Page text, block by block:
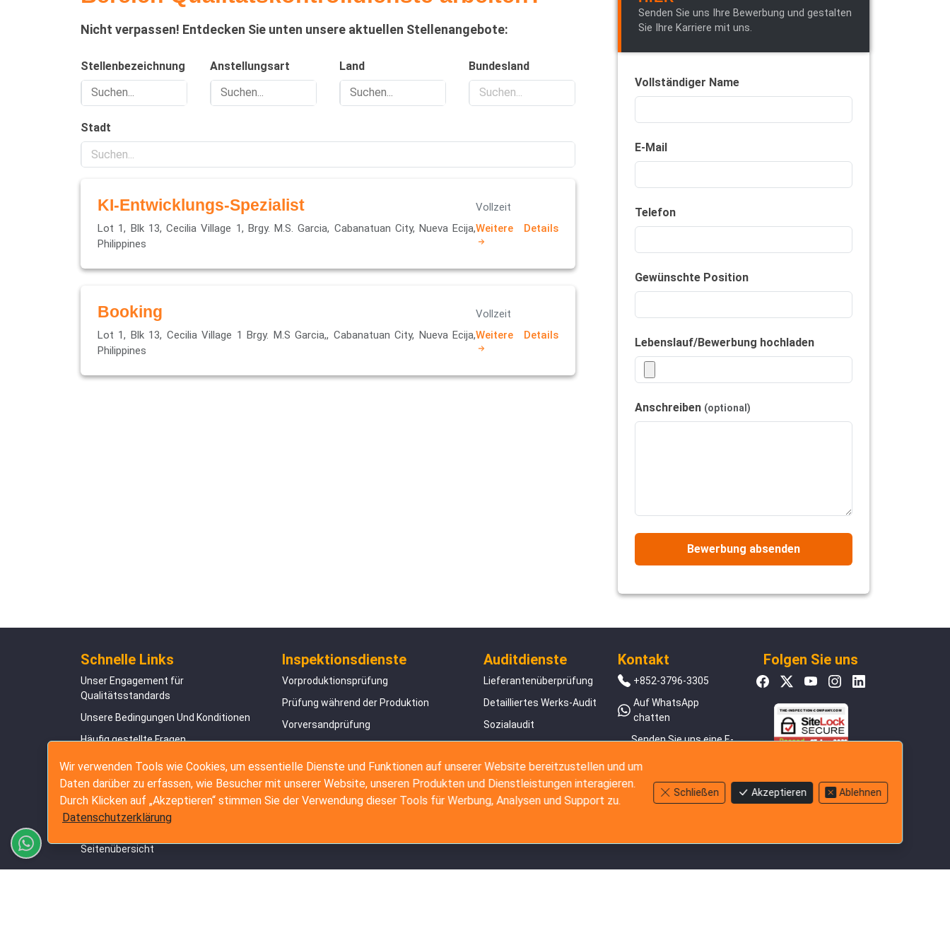
Nicht verpassen! Entdecken Sie unten unsere aktuellen Stellenangebote:
Stellenbezeichnung Anstellungsart Land Bundesland
Stadt
KI-Entwicklungs-Spezialist
Lot 1, Blk 13, Cecilia Village 1, Brgy. M.S. Garcia, Cabanatuan City, Nueva Ecija,
Philippines
Vollzeit
Weitere Details
Booking
Lot 1, Blk 13, Cecilia Village 1 Brgy. M.S Garcia,, Cabanatuan City, Nueva Ecija,
Philippines
Vollzeit
Weitere Details
Senden Sie uns Ihre Bewerbung und gestalten
Sie Ihre Karriere mit uns.
Vollständiger Name
E-Mail
Telefon
Gewünschte Position
Lebenslauf/Bewerbung hochladen
Anschreiben (optional)
Bewerbung absenden
Schnelle Links
Unser Engagement für
Qualitätsstandards
Unsere Bedingungen Und Konditionen
Häufig gestellte Fragen
Erfahrungsberichte zum Kundenerfolg
Online-Buchungsanleitung
Datenschutzerklärung
Kontakt
Seitenübersicht
Inspektionsdienste
Vorproduktionsprüfung
Prüfung während der Produktion
Vorversandprüfung
Amazon FBA-Service
Auditdienste
Lieferantenüberprüfung
Detailliertes Werks-Audit
Sozialaudit
Kontakt
+852-3796-3305
Auf WhatsApp
chatten
Senden Sie uns eine E-
Service
Folgen Sie uns
Wir verwenden Tools wie Cookies, um essentielle Dienste und Funktionen auf unserer Website bereitzustellen und um
Daten darüber zu erfassen, wie Besucher mit unserer Website, unseren Produkten und Dienstleistungen interagieren.
Durch Klicken auf „Akzeptieren“ stimmen Sie der Verwendung dieser Tools für Werbung, Analysen und Support zu.
Datenschutzerklärung
Schließen Akzeptieren Ablehnen